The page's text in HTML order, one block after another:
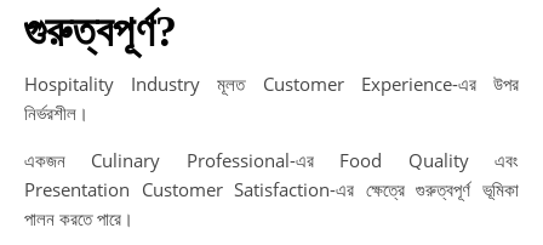
গুরুত্বপূর্ণ?
Hospitality Industry মূলত Customer Experience-এর উপর
নির্ভরশীল।
একজন Culinary Professional-এর Food Quality এবং
Presentation Customer Satisfaction-এর ক্ষেত্রে গুরুত্বপূর্ণ ভূমিকা
পালন করতে পারে।